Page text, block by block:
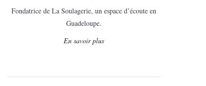
Fondatrice de La Soulagerie, un espace d’écoute en
Guadeloupe.
En savoir plus